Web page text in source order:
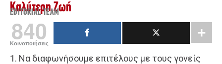
Καλύτερη Ζωή
EDITORIAL TEAM
840
Κοινοποιήσεις
1. Να διαφωνήσουμε επιτέλους με τους γονείς